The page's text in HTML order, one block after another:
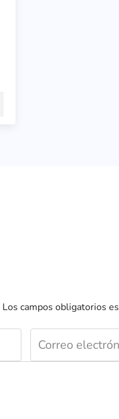
Los campos obligatorios